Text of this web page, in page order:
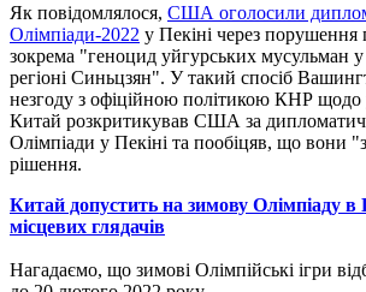
Як повідомлялося, США оголосили
Олімпіади-2022 у Пекіні через
зокрема "геноцид уйгурських мусульман у
регіоні Синьцзян". У такий спосіб
незгоду з офіційною політикою КНР щодо
Китай розкритикував США за
Олімпіади у Пекіні та пообіцяв, що вони
рішення.
Китай допустить на зимову Олімпіаду в
місцевих глядачів
Нагадаємо, що зимові Олімпійські ігри